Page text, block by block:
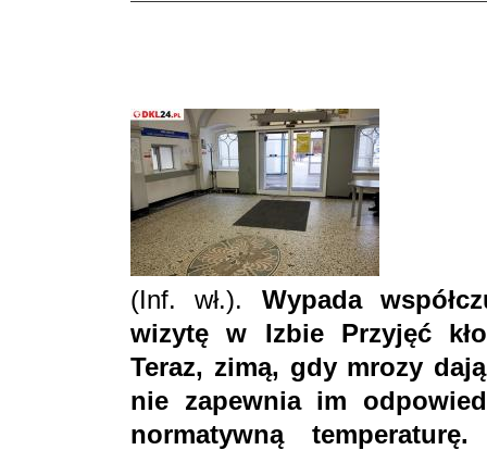
(Inf. wł.). Wypada
wizytę w Izbie Przyjęć
Teraz, zimą, gdy mrozy
nie zapewnia im
normatywną